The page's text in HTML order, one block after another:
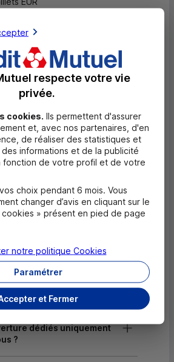
EUR
de billets EUR
de monnaie EUR
EUR
de chèques EUR
EUR
fréquentes
compte pour un majeur ?
d'urgence ?
dédiés uniquement
?
respecte votre vie
privée.
cookies. Ils permettent d'assurer
et, avec nos partenaires, d'en
de réaliser des statistiques et
informations et de la publicité
fonction de votre profil et de votre
choix pendant 6 mois. Vous
changer d’avis en cliquant sur le
» présent en pied de page
et Fermer
Paramétrer
notre politique Cookies